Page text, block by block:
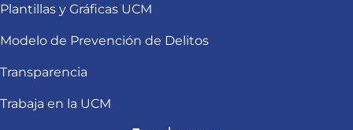
Plantillas y Gráficas UCM
Modelo de Prevención de Delitos
Transparencia
Trabaja en la UCM